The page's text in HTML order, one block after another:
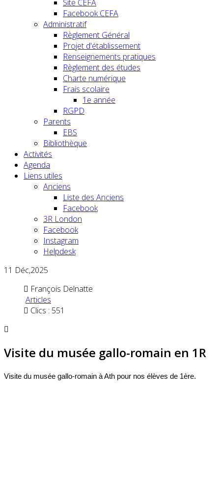
Site CEFA
Facebook CEFA
Administratif
Règlement Général
Projet d'établissement
Renseignements pratiques
Règlement des études
Charte numérique
Frais scolaire
1e année
RGPD
Parents
EBS
Bibliothèque
Activités
Agenda
Liens utiles
Anciens
Liste des Anciens
Facebook
3R London
Facebook
Instagram
Helpdesk
11 Déc,2025
François Delnatte
Articles
Clics : 551
Visite du musée gallo-romain en 1R
Visite du musée gallo-romain à Ath pour nos élèves de 1ère.